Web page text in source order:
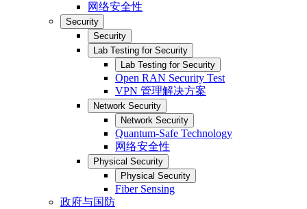
网络安全性
Security
Security
Lab Testing for Security
Lab Testing for Security
Open RAN Security Test
VPN 管理解决方案
Network Security
Network Security
Quantum-Safe Technology
网络安全性
Physical Security
Physical Security
Fiber Sensing
政府与国防